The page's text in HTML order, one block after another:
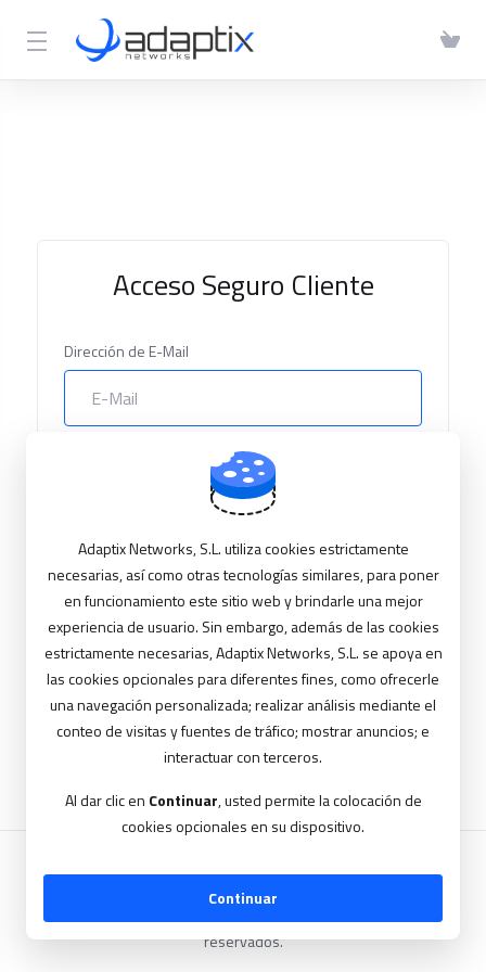
Acceso Seguro Cliente
Dirección de E-Mail
Recordar Datos de Usuario
Ingresar
reservados.
Adaptix Networks, S.L. utiliza cookies estrictamente
necesarias, así como otras tecnologías similares, para poner
en funcionamiento este sitio web y brindarle una mejor
experiencia de usuario. Sin embargo, además de las cookies
estrictamente necesarias, Adaptix Networks, S.L. se apoya en
las cookies opcionales para diferentes fines, como ofrecerle
una navegación personalizada; realizar análisis mediante el
conteo de visitas y fuentes de tráfico; mostrar anuncios; e
interactuar con terceros.
Al dar clic en Continuar, usted permite la colocación de
cookies opcionales en su dispositivo.
Continuar